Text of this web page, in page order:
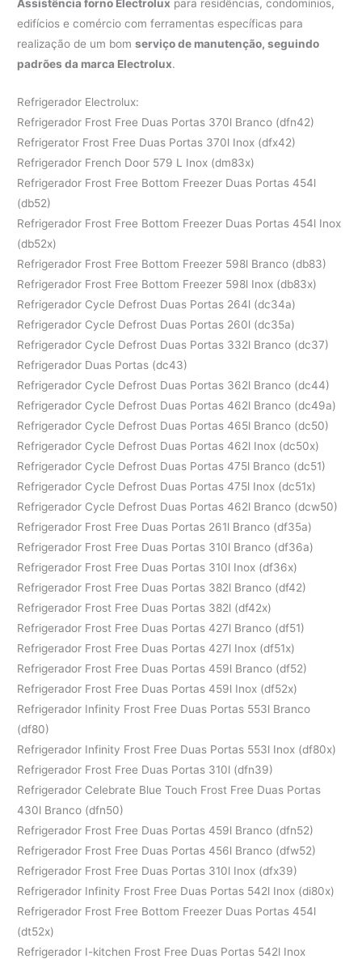
Assistência forno Electrolux para residências, condomínios,
edifícios e comércio com ferramentas específicas para
realização de um bomserviço de manutenção, seguindo
padrões da marca Electrolux.
Refrigerador Electrolux:
Refrigerador Frost Free Duas Portas 370l Branco (dfn42)
Refrigerator Frost Free Duas Portas 370l Inox (dfx42)
Refrigerador French Door 579 L Inox (dm83x)
Refrigerador Frost Free Bottom Freezer Duas Portas 454l
(db52)
Refrigerador Frost Free Bottom Freezer Duas Portas 454l Inox
(db52x)
Refrigerador Frost Free Bottom Freezer 598l Branco (db83)
Refrigerador Frost Free Bottom Freezer 598l Inox (db83x)
Refrigerador Cycle Defrost Duas Portas 264l (dc34a)
Refrigerador Cycle Defrost Duas Portas 260l (dc35a)
Refrigerador Cycle Defrost Duas Portas 332l Branco (dc37)
Refrigerador Duas Portas (dc43)
Refrigerador Cycle Defrost Duas Portas 362l Branco (dc44)
Refrigerador Cycle Defrost Duas Portas 462l Branco (dc49a)
Refrigerador Cycle Defrost Duas Portas 465l Branco (dc50)
Refrigerador Cycle Defrost Duas Portas 462l Inox (dc50x)
Refrigerador Cycle Defrost Duas Portas 475l Branco (dc51)
Refrigerador Cycle Defrost Duas Portas 475l Inox (dc51x)
Refrigerador Cycle Defrost Duas Portas 462l Branco (dcw50)
Refrigerador Frost Free Duas Portas 261l Branco (df35a)
Refrigerador Frost Free Duas Portas 310l Branco (df36a)
Refrigerador Frost Free Duas Portas 310l Inox (df36x)
Refrigerador Frost Free Duas Portas 382l Branco (df42)
Refrigerador Frost Free Duas Portas 382l (df42x)
Refrigerador Frost Free Duas Portas 427l Branco (df51)
Refrigerador Frost Free Duas Portas 427l Inox (df51x)
Refrigerador Frost Free Duas Portas 459l Branco (df52)
Refrigerador Frost Free Duas Portas 459l Inox (df52x)
Refrigerador Infinity Frost Free Duas Portas 553l Branco
(df80)
Refrigerador Infinity Frost Free Duas Portas 553l Inox (df80x)
Refrigerador Frost Free Duas Portas 310l (dfn39)
Refrigerador Celebrate Blue Touch Frost Free Duas Portas
430l Branco (dfn50)
Refrigerador Frost Free Duas Portas 459l Branco (dfn52)
Refrigerador Frost Free Duas Portas 456l Branco (dfw52)
Refrigerador Frost Free Duas Portas 310l Inox (dfx39)
Refrigerador Infinity Frost Free Duas Portas 542l Inox (di80x)
Refrigerador Frost Free Bottom Freezer Duas Portas 454l
(dt52x)
Refrigerador I-kitchen Frost Free Duas Portas 542l Inox